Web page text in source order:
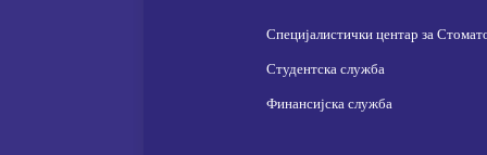
Специјалистички центар за
Студентска служба
Финансијска служба